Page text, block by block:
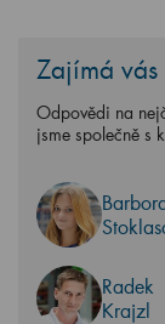
Zajímá
Odpovědi na
jsme společně s
Radek
Krajzl